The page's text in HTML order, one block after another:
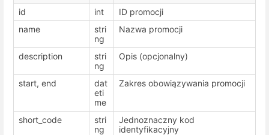
id int
ID promocji
name
stri
ng
Nazwa promocji
description
stri
ng
Opis (opcjonalny)
start, end
dat
eti
me
Zakres obowiązywania promocji
short_code
stri
ng
Jednoznaczny kod
identyfikacyjny